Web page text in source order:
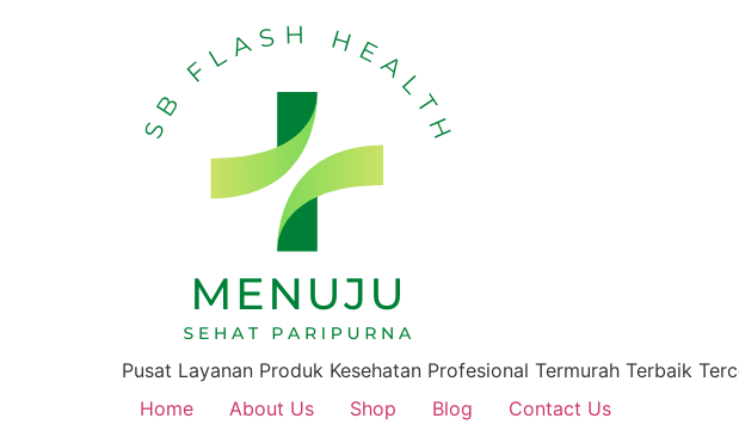
Pusat Layanan Produk Kesehatan Profesional Termurah Terbaik
Home
About Us Shop Blog Contact Us